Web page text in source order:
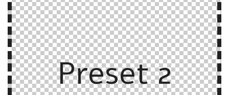
Preset 2